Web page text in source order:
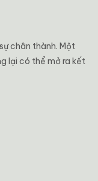
chân thành. Một
lại có thể mở ra kết